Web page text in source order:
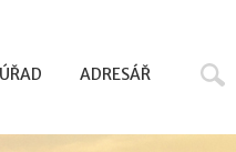
ADRESÁŘ